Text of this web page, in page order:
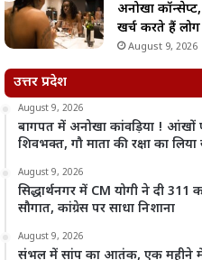
अनोखा
खर्च करते हैं लोग
August 9, 2026
उत्तर प्रदेश
August 9, 2026
बागपत में अनोखा कांवड़िया ! आंखों
शिवभक्त, गौ माता की रक्षा का
August 9, 2026
सिद्धार्थनगर में CM योगी ने दी
सौगात, कांग्रेस पर साधा निशाना
August 9, 2026
संभल में सांप का आतंक, एक महीने में